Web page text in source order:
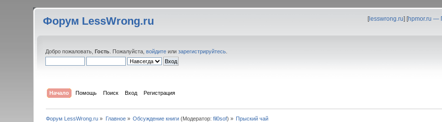
Форум LessWrong.ru [lesswrong.ru] [hpmor.ru —
Добро пожаловать,Гость . Пожалуйста,войдите илизарегистрируйтесь
Начало Помощь Поиск Вход Регистрация
Форум LessWrong.ru » Главное» Обсуждение книги (Модератор:fil0sof) » Прыский чай